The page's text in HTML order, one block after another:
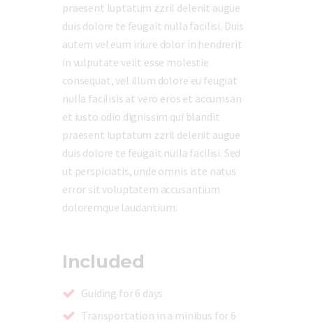
praesent luptatum zzril delenit augue
duis dolore te feugait nulla facilisi. Duis
autem vel eum iriure dolor in hendrerit
in vulputate velit esse molestie
consequat, vel illum dolore eu feugiat
nulla facilisis at vero eros et accumsan
et iusto odio dignissim qui blandit
praesent luptatum zzril delenit augue
duis dolore te feugait nulla facilisi. Sed
ut perspiciatis, unde omnis iste natus
error sit voluptatem accusantium
doloremque laudantium.
Included
Guiding for 6 days
Transportation in a minibus for 6